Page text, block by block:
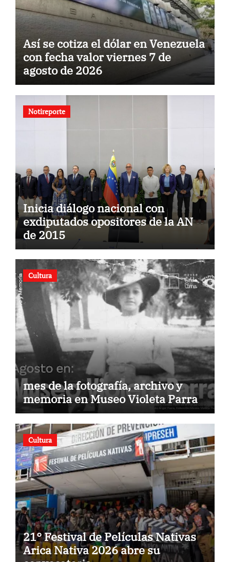
Así se cotiza el dólar en Venezuela
con fecha valor viernes 7 de
agosto de 2026
Notireporte
Inicia diálogo nacional con
exdiputados opositores de la AN
de 2015
Cultura
mes de la fotografía, archivo y
memoria en Museo Violeta Parra
Cultura
21° Festival de Películas Nativas
Arica Nativa 2026 abre su